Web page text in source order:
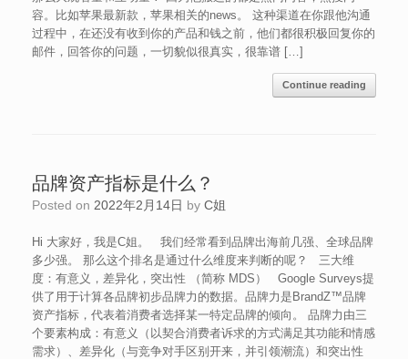
容。比如苹果最新款，苹果相关的news。 这种渠道在你跟他沟通
过程中，在还没有收到你的产品和钱之前，他们都很积极回复你的
邮件，回答你的问题，一切貌似很真实，很靠谱 […]
Continue reading
品牌资产指标是什么？
Posted on 2022年2月14日 by C姐
Hi 大家好，我是C姐。 我们经常看到品牌出海前几强、全球品牌
多少强。 那么这个排名是通过什么维度来判断的呢？ 三大维
度：有意义，差异化，突出性 （简称 MDS） Google Surveys提
供了用于计算各品牌初步品牌力的数据。品牌力是BrandZ™品牌
资产指标，代表着消费者选择某一特定品牌的倾向。 品牌力由三
个要素构成：有意义（以契合消费者诉求的方式满足其功能和情感
需求）、差异化（与竞争对手区别开来，并引领潮流）和突出性